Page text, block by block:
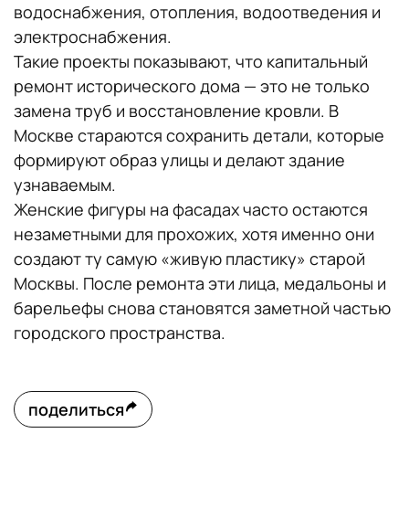
водоснабжения, отопления, водоотведения и
электроснабжения.
Такие проекты показывают, что капитальный
ремонт исторического дома — это не только
замена труб и восстановление кровли. В
Москве стараются сохранить детали, которые
формируют образ улицы и делают здание
узнаваемым.
Женские фигуры на фасадах часто остаются
незаметными для прохожих, хотя именно они
создают ту самую «живую пластику» старой
Москвы. После ремонта эти лица, медальоны и
барельефы снова становятся заметной частью
городского пространства.
поделиться